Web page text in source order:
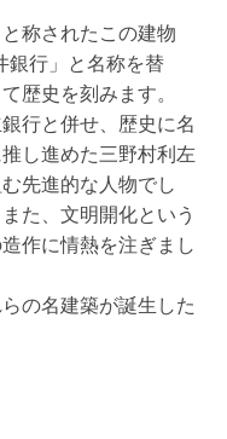
称されたこの建物
銀行」と名称を替
歴史を刻みます。
行と併せ、歴史に名
し進めた三野村利左
先進的な人物でし
た、文明開化という
作に情熱を注ぎまし
の名建築が誕生した